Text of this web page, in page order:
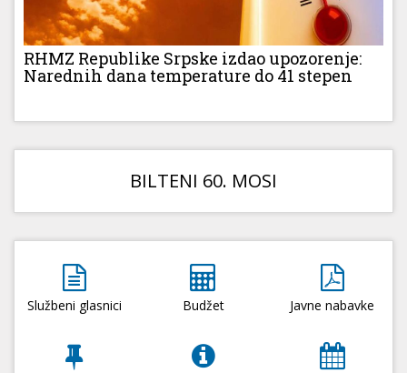
RHMZ Republike Srpske izdao upozorenje:
Narednih dana temperature do 41 stepen
BILTENI 60. MOSI
Službeni glasnici Budžet Javne nabavke